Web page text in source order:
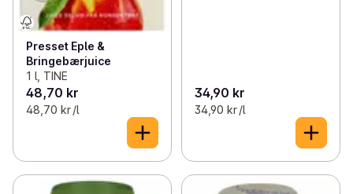
Presset Eple &
Bringebærjuice
1 l, TINE
48,70 kr
48,70 kr /l
34,90 kr
34,90 kr /l